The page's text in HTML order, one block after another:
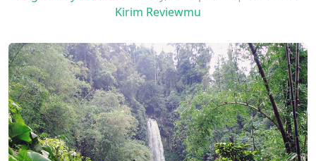
Kirim Reviewmu